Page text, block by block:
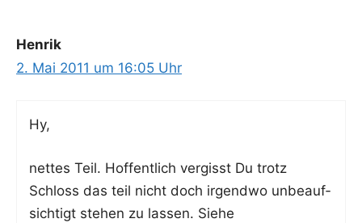
Henrik
2. Mai 2011 um 16:05 Uhr
Hy,
net­tes Teil. Hof­fent­lich ver­gisst Du trotz
Schloss das teil nicht doch irgend­wo unbe­auf­
sich­tigt ste­hen zu las­sen. Sie­he